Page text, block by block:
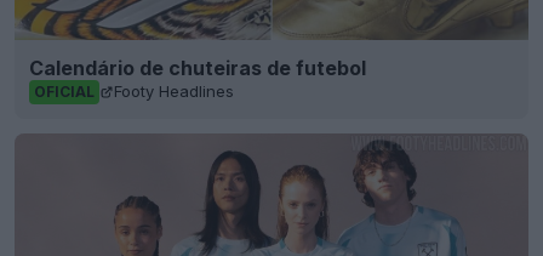
Calendário de chuteiras de futebol
OFICIAL Footy Headlines